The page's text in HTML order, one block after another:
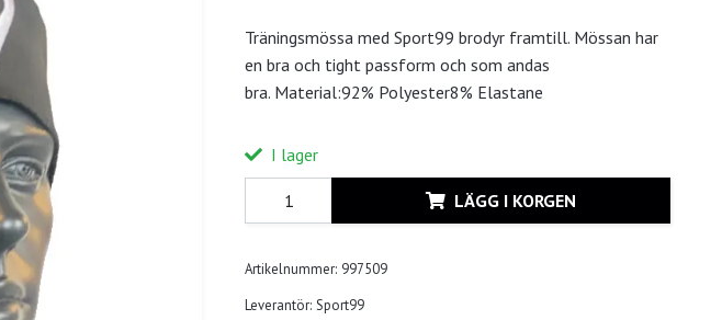
Träningsmössa med Sport99 brodyr framtill. Mössan har
en bra och tight passform och som andas
bra. Material:92% Polyester8% Elastane
I lager
LÄGG I KORGEN
Artikelnummer: 997509
Leverantör: Sport99